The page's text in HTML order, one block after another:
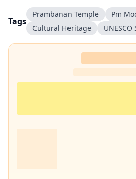
Tags
Prambanan Temple Pm
Cultural Heritage
UNESCO